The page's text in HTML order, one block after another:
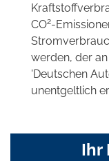
CO2-
werden, der
'Deutschen
unentgeltlich
Ihr